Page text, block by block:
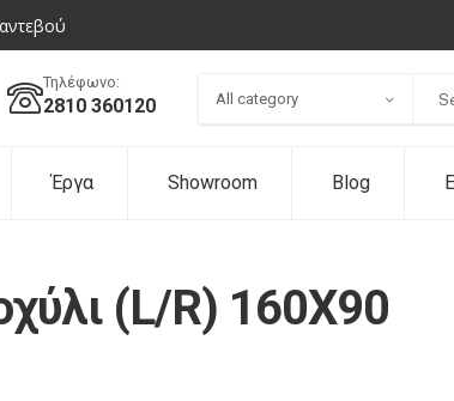
Τηλέφωνο:
2810 360120 All category
Έργα Showroom Blog
(L/R) 160Χ90